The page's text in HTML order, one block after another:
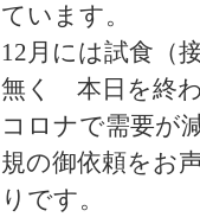
ています。
12月には試食（
無く 本日を終
コロナで需要が
規の御依頼をお
りです。